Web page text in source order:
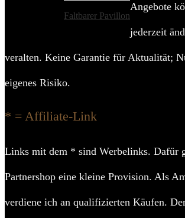
Faltbarer Pavillon
Angebote
jederzeit
veralten. Keine Garantie für Aktualität;
eigenes Risiko.
* = Affiliate-Link
Links mit dem * sind Werbelinks. Dafür
Partnershop eine kleine Provision. Als
verdiene ich an qualifizierten Käufen.